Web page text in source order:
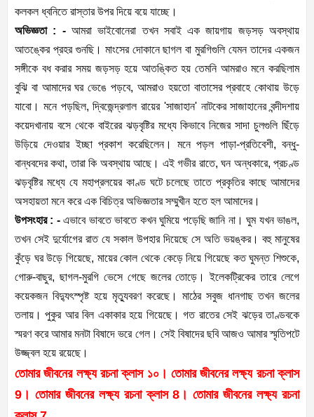
কলকল ধ্বনিতে রাস্তার উপর দিয়ে বয়ে যাচ্ছে।
অভিজ্ঞতা : -আমরা ভাইবোনেরা তখন সবাই এক জায়গায় জড়সড় অবস্থায়
আতঙ্কের প্রহর গুনছি। মাংসের দোকানে ছাগল বা মুরগিগুলি যেমন তাদের একজন
সঙ্গীকে বধ করার সময় জড়সড় হয়ে আতঙ্কিত হয় তেমনি আমরাও মনে করছিলাম
বুঝি বা আমাদের ঘর ভেঙে পড়বে, আমরাও হয়তো বাতাসের প্রবাহে কোথায় উড়ে
যাবো। মনে পড়ছিল, দ্বিজেন্দ্রলাল রায়ের 'সাজাহান' নাটকের সাজাহানের বন্দীদশায়
কয়েদখানায় বসে থেকে বাইরের ঝড়বৃষ্টির মধ্যে কিভাবে নিজের সাদা চুলগুলি ছিঁড়ে
উড়িয়ে দেওয়ার ইচ্ছা প্রকাশ করেছিলেন। মনে পড়ল পাড়া-প্রতিবেশী, বন্ধু-
বান্ধবদের কথা, তারা কি অবস্থায় আছে। এই গভীর রাতে, ঘন অন্ধকারে, প্রচণ্ড
ঝড়বৃষ্টির মধ্যে যে মহাপ্রলয়ের কাণ্ড ঘটে চলেছে তাতে প্রকৃতির কাছে আমাদের
অসহায়তা মনে করে এক বিচিত্র অভিজ্ঞতার সম্মুখীন হতে হল আমাদের।
উপসংহার : -এভাবে ভাবতে ভাবতে কখন ঘুমিয়ে পড়েছি জানি না। ঘুম যখন ভাঙল,
তখন সেই দুর্যোগের রাত যে সকাল উপহার দিয়েছে সে অতি ভয়ঙ্কর। বহু মানুষের
কুঁড়ে ঘর উড়ে গিয়েছে, মায়ের কোল থেকে কেড়ে নিয়ে গিয়েছে কত ঘুমন্ত শিশুকে,
গোরু-বাছুর, ছাগল-মুরগি ভেসে গেছে জলের তোড়ে। ইলেকট্রিকের তারে লেগে
কয়েকজন বিদ্যুৎস্পৃষ্ট হয়ে মৃত্যুবরণ করেছে। মাঠের সবুজ ধানগাছ তখন জলের
তলায়। পুকুর আর বিল একাকার হয়ে গিয়েছে। গত রাতের সেই ঝড়ের তাণ্ডবকে
স্মরণ করে আমার মনটা বিষাদে ভরে গেল। সেই বিষাদের ছবি আজও আমার স্মৃতিপটে
উজ্জ্বল হয়ে রয়েছে।
তোমার জীবনের লক্ষ্য রচনা ক্লাস ১০। তোমার জীবনের লক্ষ্য রচনা ক্লাস
9। তোমার জীবনের লক্ষ্য রচনা ক্লাস 8। তোমার জীবনের লক্ষ্য রচনা